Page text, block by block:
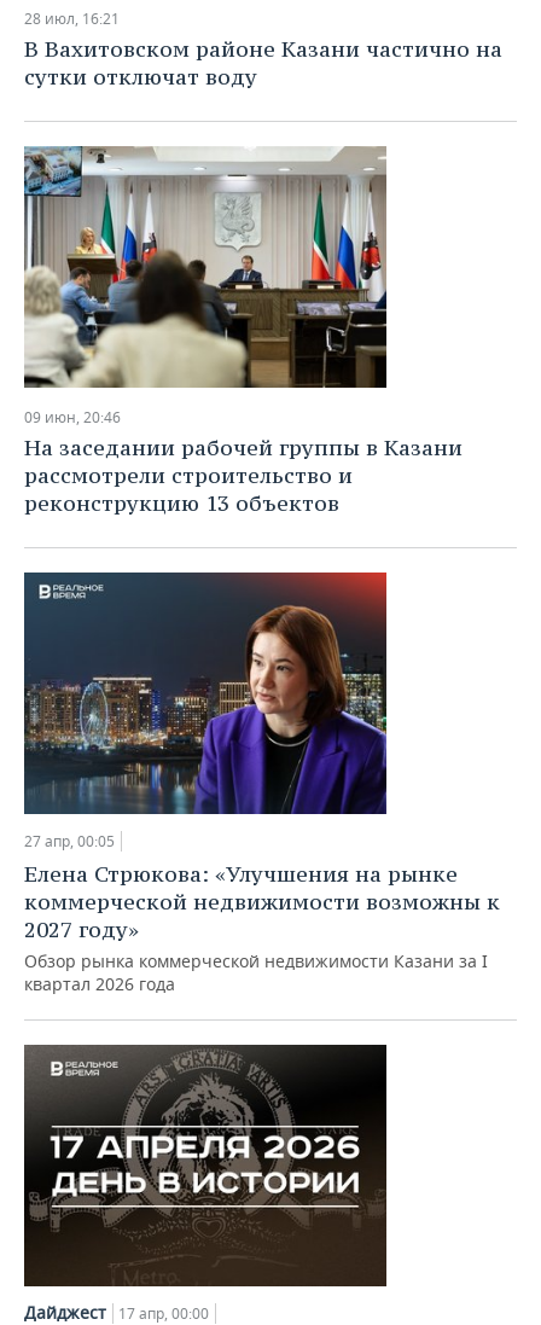
НЕФТЕХИМИЯ
НЕФТЬ
ОПК
ЭНЕРГЕТИКА
РОЗНИЧНАЯ ТОРГОВЛЯ
УСЛУГИ
НОВОСТИ ТЕХНОЛОГИЙ
МЕДИА
ТЕЛЕКОММУНИКАЦИИ
МЕРОПРИЯТИЯ
ВЫЕЗДНАЯ РЕДАКЦИЯ
БИЗНЕС-БРАНЧИ
ONLINE-КОНФЕРЕНЦИИ
ОТКРЫТАЯ ЛЕКЦИЯ
НОВОСТИ СПОРТА
ФУТБОЛ
ХОККЕЙ
БАСКЕТБОЛ
ВОЛЕЙБОЛ
ФИГУРНОЕ КАТАНИЕ
ВОДНЫЕ ВИДЫ СПОРТА
ХОККЕЙ С МЯЧОМ
ОБЩЕСТВО
НОВОСТИ ОБЩЕСТВА
ВЛАСТЬ
ИНФРАСТРУКТУРА
ИСТОРИЯ
МЕДИЦИНА
ОБРАЗОВАНИЕ
ПРОИСШЕСТВИЯ
ФОТОГАЛЕРЕЯ
СЮЖЕТЫ
СПРАВОЧНИК
СПИСОК ПЕРСОН
СПИСОК КОМПАНИЙ
ПОЛНАЯ ВЕРСИЯ
28 июл, 16:21
В Вахитовском районе Казани частично на
сутки отключат воду
09 июн, 20:46
На заседании рабочей группы в Казани
рассмотрели строительство и
реконструкцию 13 объектов
27 апр, 00:05
Елена Стрюкова: «Улучшения на рынке
коммерческой недвижимости возможны к
2027 году»
Обзор рынка коммерческой недвижимости Казани за I
квартал 2026 года
Дайджест 17 апр, 00:00